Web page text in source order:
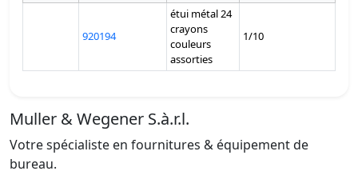
920194
étui métal 24
crayons
couleurs
assorties
1/10
Muller & Wegener S.à.r.l.
Votre spécialiste en fournitures & équipement de
bureau.